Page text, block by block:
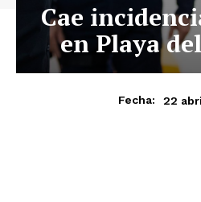
Cae
en Playa
Fecha: 22